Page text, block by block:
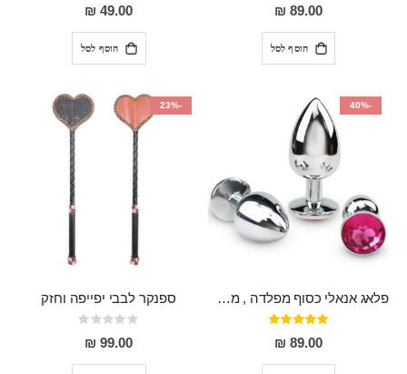
89.00 ₪
הוסף לסל
49.00 ₪
הוסף לסל
-40%
פלאג אנאלי כסוף מפלדה , מתאים ללבישה מתחת לבגדים, בגודל 7.3 על 2.8 ס"מ
דירוג:
97%
89.00 ₪
-23%
ספנקר לבבי יפייפה וחזק
Rating:
0%
99.00 ₪